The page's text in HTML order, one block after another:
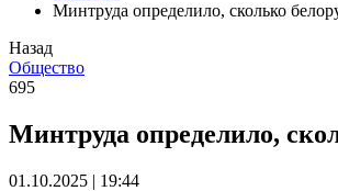
Минтруда определило, сколько
Назад
Общество
695
Минтруда определило,
01.10.2025 | 19:44